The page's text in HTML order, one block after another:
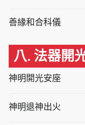
善緣和合科儀
八. 法器開
神明開光安座
神明退神出火